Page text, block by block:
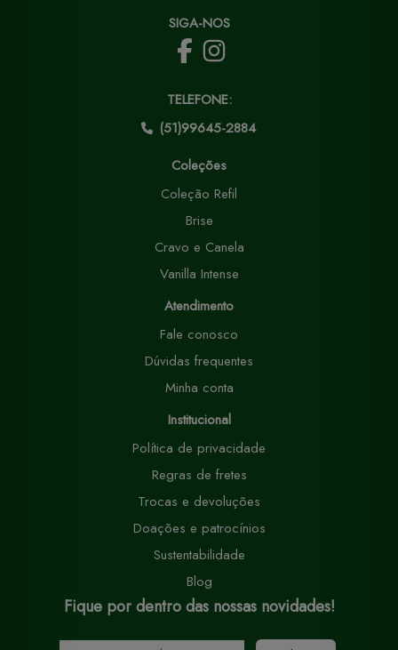
SIGA-NOS
TELEFONE:
(51)99645-2884
Coleções
Coleção Refil
Brise
Cravo e Canela
Vanilla Intense
Atendimento
Fale conosco
Dúvidas frequentes
Minha conta
Institucional
Política de privacidade
Regras de fretes
Trocas e devoluções
Doações e patrocínios
Sustentabilidade
Blog
Fique por dentro das nossas novidades!